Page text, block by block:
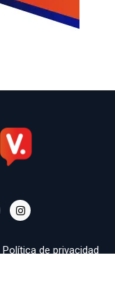
Política de privacidad